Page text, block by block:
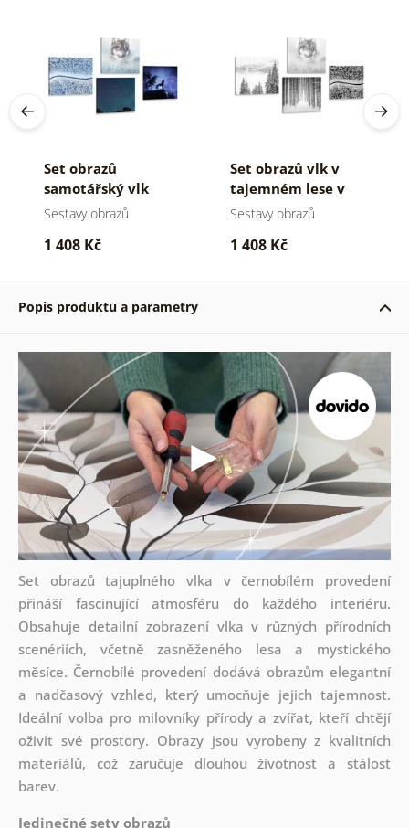
Set obrazů
samotářský vlk
Sestavy obrazů
1 408 Kč
Set obrazů vlk v
tajemném lese v
černobílém
Sestavy obrazů
1 408 Kč
Popis produktu a parametry
Set obrazů tajuplného vlka v černobílém provedení
přináší fascinující atmosféru do každého interiéru.
Obsahuje detailní zobrazení vlka v různých přírodních
scenériích, včetně zasněženého lesa a mystického
měsíce. Černobílé provedení dodává obrazům elegantní
a nadčasový vzhled, který umocňuje jejich tajemnost.
Ideální volba pro milovníky přírody a zvířat, kteří chtějí
oživit své prostory. Obrazy jsou vyrobeny z kvalitních
materiálů, což zaručuje dlouhou životnost a stálost
barev.
Jedinečné sety obrazů